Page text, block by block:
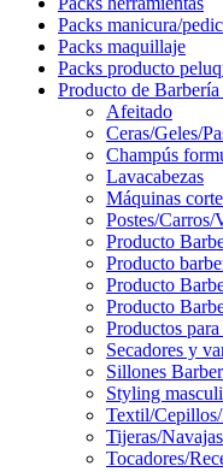
Packs manicura/
Packs maquillaje
Packs producto
Producto de
Afeitado
Ceras/Geles/
Champús
Lavacabezas
Máquinas
Postes/Carros/
Producto
Producto
Producto
Producto
Productos
Secadores y
Sillones
Styling
Textil/
Tijeras/
Tocadores/